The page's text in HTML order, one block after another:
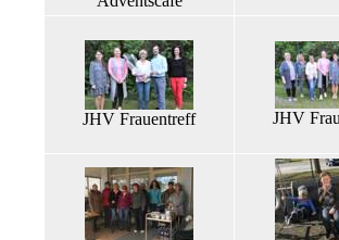
JHV Frauentreff JHV